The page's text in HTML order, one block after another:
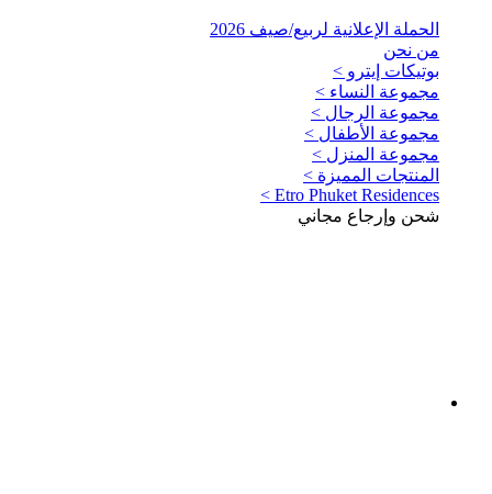
الحملة الإعلانية لربيع/صيف 2026
من نحن
بوتيكات إيترو >
مجموعة النساء >
مجموعة الرجال >
مجموعة الأطفال >
مجموعة المنزل >
المنتجات المميزة >
Etro Phuket Residences >
شحن وإرجاع مجاني